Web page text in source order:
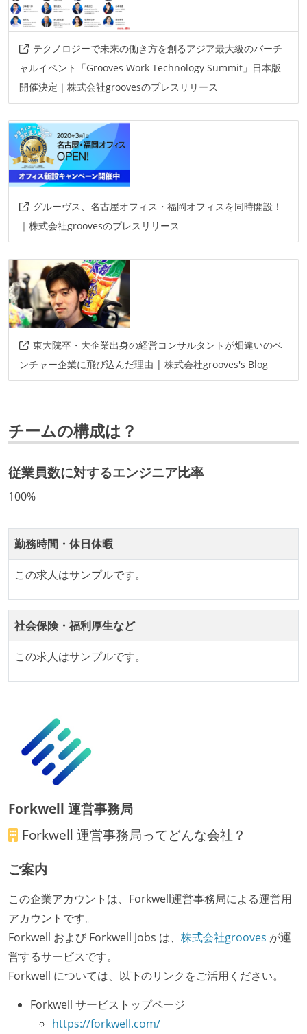
テクノロジーで未来の働き方を創るアジア最大級のバーチ
ャルイベント「Grooves Work Technology Summit」日本版
開催決定｜株式会社groovesのプレスリリース
グルーヴス、名古屋オフィス・福岡オフィスを同時開設！
｜株式会社groovesのプレスリリース
東大院卒・大企業出身の経営コンサルタントが畑違いのベ
ンチャー企業に飛び込んだ理由 | 株式会社grooves's Blog
チームの構成は？
従業員数に対するエンジニア比率
100%
勤務時間・休日休暇
この求人はサンプルです。
社会保険・福利厚生など
この求人はサンプルです。
Forkwell 運営事務局
Forkwell 運営事務局ってどんな会社？
ご案内
この企業アカウントは、Forkwell運営事務局による運営用
アカウントです。
Forkwell および Forkwell Jobs は、 株式会社grooves が運
営するサービスです。
Forkwell については、以下のリンクをご活用ください。
Forkwell サービストップページ
https://forkwell.com/